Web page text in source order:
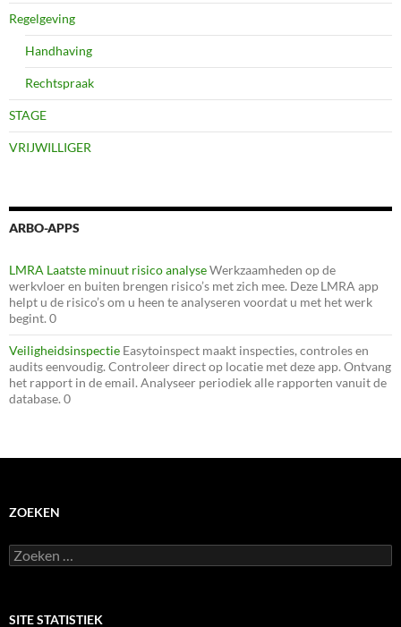
Regelgeving
Handhaving
Rechtspraak
STAGE
VRIJWILLIGER
ARBO-APPS
LMRA Laatste minuut risico analyseWerkzaamheden op de
werkvloer en buiten brengen risico’s met zich mee. Deze LMRA app
helpt u de risico’s om u heen te analyseren voordat u met het werk
begint. 0
Veiligheidsinspectie Easytoinspect maakt inspecties, controles en
audits eenvoudig. Controleer direct op locatie met deze app. Ontvang
het rapport in de email. Analyseer periodiek alle rapporten vanuit de
database. 0
ZOEKEN
Zoeken
naar:
SITE STATISTIEK